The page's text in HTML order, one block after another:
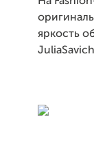
яркость